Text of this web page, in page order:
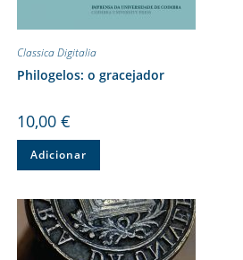
Classica Digitalia
Philogelos: o gracejador
10,00 €
Adicionar